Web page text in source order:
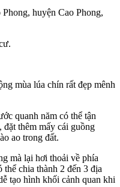
huyện Cao Phong,
mùa lúa chín rất đẹp mênh
quanh năm có thể tận
đặt thêm mấy cái guồng
ao trong đất.
mà lại hơi thoải về phía
chia thành 2 đến 3 địa
tạo hình khối cảnh quan khi